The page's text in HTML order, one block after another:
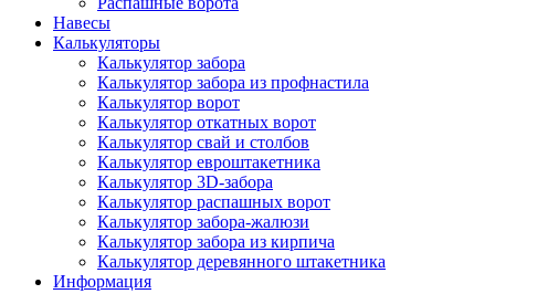
Навесы
Калькуляторы
Калькулятор забора
Калькулятор забора из профнастила
Калькулятор ворот
Калькулятор откатных ворот
Калькулятор свай и столбов
Калькулятор евроштакетника
Калькулятор 3D-забора
Калькулятор распашных ворот
Калькулятор забора-жалюзи
Калькулятор забора из кирпича
Калькулятор деревянного штакетника
Информация